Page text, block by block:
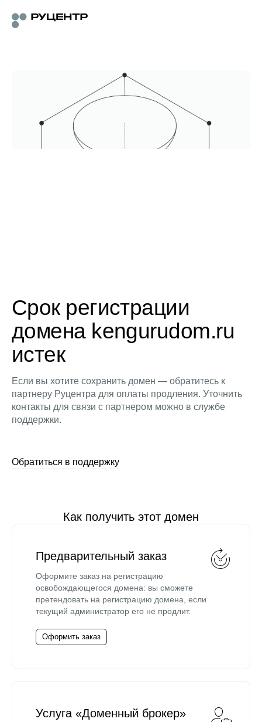
Срок регистрации
домена kengurudom.ru
истек
Если вы хотите сохранить домен — обратитесь к
партнеру Руцентра для оплаты продления. Уточнить
контакты для связи с партнером можно в службе
поддержки.
Обратиться в поддержку
Как получить этот домен
Предварительный заказ
Оформите заказ на регистрацию
освобождающегося домена: вы сможете
претендовать на регистрацию домена, если
текущий администратор его не продлит.
Оформить заказ
Услуга «Доменный брокер»